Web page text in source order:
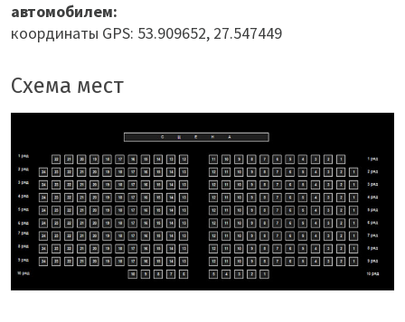
автомобилем:
координаты GPS: 53.909652, 27.547449
Схема мест